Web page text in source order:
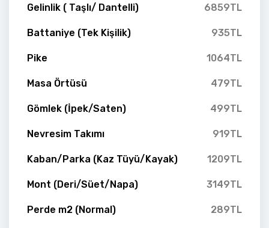
Gelinlik ( Taşlı/ Dantelli) 6859TL
Battaniye (Tek Kişilik) 935TL
Pike 1064TL
Masa Örtüsü 479TL
Gömlek (İpek/Saten) 499TL
Nevresim Takımı 919TL
Kaban/Parka (Kaz Tüyü/Kayak) 1209TL
Mont (Deri/Süet/Napa) 3149TL
Perde m2 (Normal) 289TL